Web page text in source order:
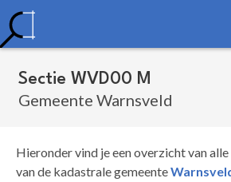
Sectie WVD00 M
Gemeente Warnsveld
Hieronder vind je een overzicht van
van de kadastrale gemeente